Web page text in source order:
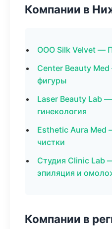
Компании в
ООО Silk Velvet —
Center Beauty
фигуры
Laser Beauty Lab
гинекология
Esthetic Aura Med
чистки
Студия Clinic Lab
эпиляция и
Компании в